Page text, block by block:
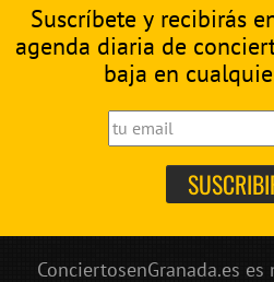
Suscríbete y recibirás
agenda diaria de
baja en
ConciertosenGranada.es